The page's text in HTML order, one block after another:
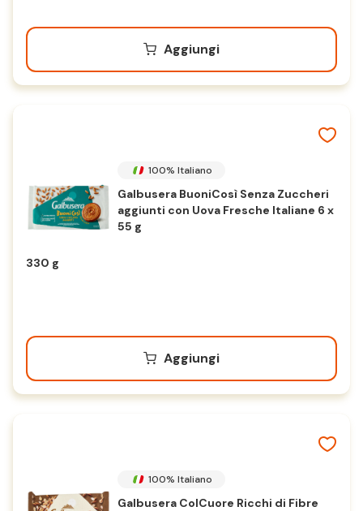
Aggiungi
100% Italiano
Galbusera BuoniCosì Senza Zuccheri
aggiunti con Uova Fresche Italiane 6 x
55 g
330 g
Aggiungi
100% Italiano
Galbusera ColCuore Ricchi di Fibre